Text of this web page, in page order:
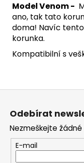
Model Venom -
ano, tak tato
doma! Navíc
korunka.
Kompatibilní s
Odebírat
Nezmeškejte
E-mail